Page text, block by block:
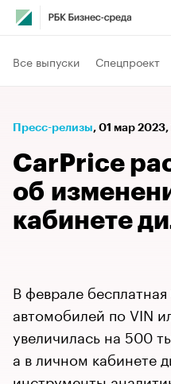
Все выпуски Спецпроект
Пресс-релизы⁠, 01 мар 2023,
CarPrice
об
кабинете
В феврале
автомобилей по VIN
увеличилась на 500
а в личном кабинете